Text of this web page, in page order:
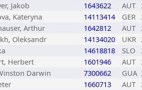
Jakob 1643622 AUT
Kateryna 14113414 GER
Arthur 1642812 AUT
Oleksandr 14134020 UKR
14618818 SLO
Herbert 1601946 AUT
Darwin 7300662 GUA
1660713 AUT